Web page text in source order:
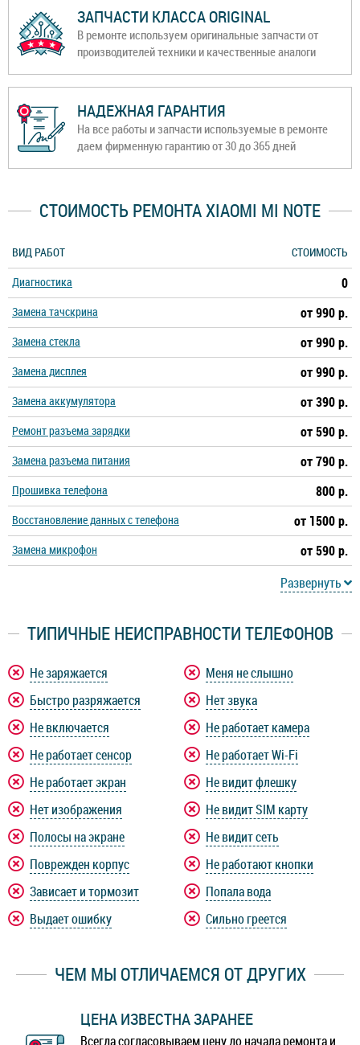
ЗАПЧАСТИ КЛАССА ORIGINAL
В ремонте используем оригинальные запчасти от
производителей техники и качественные аналоги
НАДЕЖНАЯ ГАРАНТИЯ
На все работы и запчасти используемые в ремонте
даем фирменную гарантию от 30 до 365 дней
СТОИМОСТЬ РЕМОНТА XIAOMI MI NOTE
ВИД РАБОТ
СТОИМОСТЬ
Диагностика
0
Замена тачскрина от 990 р.
Замена стекла от 990 р.
Замена дисплея от 990 р.
Замена аккумулятора от 390 р.
Ремонт разъема зарядки от 590 р.
Замена разъема питания от 790 р.
Прошивка телефона 800 р.
Восстановление данных с телефона от 1500 р.
Замена микрофон
от 590 р.
Развернуть
ТИПИЧНЫЕ НЕИСПРАВНОСТИ ТЕЛЕФОНОВ
Не заряжается
Быстро разряжается
Не включается
Не работает сенсор
Не работает экран
Нет изображения
Полосы на экране
Поврежден корпус
Зависает и тормозит
Выдает ошибку
Меня не слышно
Нет звука
Не работает камера
Не работает Wi-Fi
Не видит флешку
Не видит SIM карту
Не видит сеть
Не работают кнопки
Попала вода
Сильно греется
ЧЕМ МЫ ОТЛИЧАЕМСЯ ОТ ДРУГИХ
ЦЕНА ИЗВЕСТНА ЗАРАНЕЕ
Всегда согласовываем цену до начала ремонта и